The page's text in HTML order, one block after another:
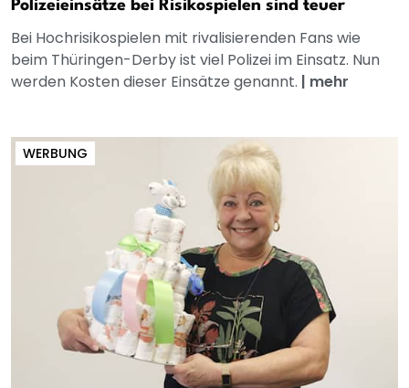
Polizeieinsätze bei Risikospielen sind teuer
Bei Hochrisikospielen mit rivalisierenden Fans wie
beim Thüringen-Derby ist viel Polizei im Einsatz. Nun
werden Kosten dieser Einsätze genannt. | mehr
WERBUNG